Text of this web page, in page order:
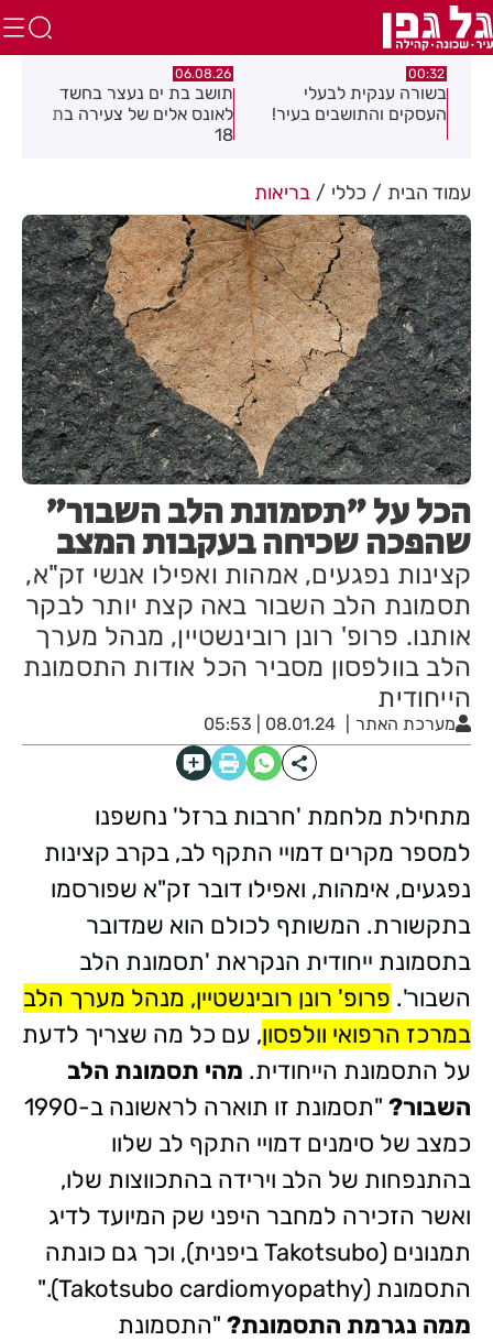
06.08.26
תושב בת ים נעצר בחשד
לאונס אלים של צעירה בת
06.08.26
חולון תקבל 2.5 מיליון
שקלים להפחתת זיהום
האוויר מתחבורה
עמוד הבית כללי בריאות
הכל על "תסמונת הלב השבור"
שהפכה שכיחה בעקבות המצב
קצינות נפגעים, אמהות ואפילו אנשי זק"א,
תסמונת הלב השבור באה קצת יותר לבקר
אותנו. פרופ' רונן רובינשטיין, מנהל מערך
הלב בוולפסון מסביר הכל אודות התסמונת
הייחודית
מערכת האתר 08.01.24 | 05:53
מתחילת מלחמת 'חרבות ברזל' נחשפנו
למספר מקרים דמויי התקף לב, בקרב קצינות
נפגעים, אימהות, ואפילו דובר זק"א שפורסמו
בתקשורת. המשותף לכולם הוא שמדובר
בתסמונת ייחודית הנקראת 'תסמונת הלב
השבור'. פרופ' רונן רובינשטיין, מנהל מערך הלב
במרכז הרפואי וולפסון, עם כל מה שצריך לדעת
על התסמונת הייחודית. מהי תסמונת הלב
השבור?
"תסמונת זו תוארה לראשונה ב-1990
כמצב של סימנים דמויי התקף לב שלוו
בהתנפחות של הלב וירידה בהתכווצות שלו,
ואשר הזכירה למחבר היפני שק המיועד לדיג
תמנונים (Takotsubo ביפנית), וכך גם כונתה
התסמונת (Takotsubo cardiomyopathy)."
ממה נגרמת התסמונת? "התסמונת